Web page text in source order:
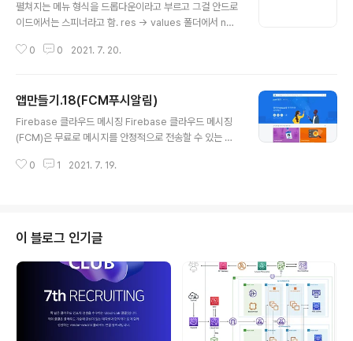
펼쳐지는 메뉴 형식을 드롭다운이라고 부르고 그걸 안드로
이드에서는 스피너라고 함. res -> values 폴더에서 ne
array.xml 촬리의 드롭다운 오잉 아 눈아프다 이러다가
운개념이 나타났다. ※ 스피너는 이미 선택된 아이템이 보
이는 뷰와 아이템을 선택하기 위해 보이는 뷰가 서로 다릅
니다. 따라서 두 개의 뷰가 있어야 합니다. > setDropDo
OnItemSelectedListener : 이미 선택된 아이템이 보
0 0 2021. 7. 20.
앱만들기.18(FCM푸시알림)
Firebase 클라우드 메시징 Firebase 클라우드 메시징
(FCM)은 무료로 메시지를 안정적으로 전송할 수 있는 교
일이나 기타 데이터를 동기화할 수 있음을 클라이언트 앱
페이로드를 클라이언트 앱에 전송할 수 있습니다 자세한 F
CM구현법 https://faith-developer.tistory.com/15
8 Android FCM (Firebase Cloud Messaging) 구
현해보자 GCM(Goolge Cloud Messaging) 에서 FC
M(Firebase Cloud Me..
0 1 2021. 7. 19.
이 블로그 인기글